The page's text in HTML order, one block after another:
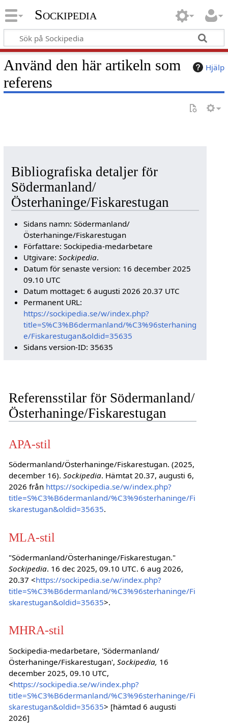
Sockipedia
Hjälp
Använd den här artikeln som
referens
Bibliografiska detaljer för
Södermanland/
Österhaninge/Fiskarestugan
Sidans namn: Södermanland/
Österhaninge/Fiskarestugan
Författare: Sockipedia-medarbetare
Utgivare:Sockipedia.
Datum för senaste version: 16 december 2025
09.10 UTC
Datum mottaget: 6 augusti 2026 20.37 UTC
Permanent URL:
https://sockipedia.se/w/index.php?
title=S%C3%B6dermanland/%C3%96sterhaning
e/Fiskarestugan&oldid=35635
Sidans version-ID: 35635
Referensstilar för Södermanland/
Österhaninge/Fiskarestugan
APA-stil
Södermanland/Österhaninge/Fiskarestugan. (2025,
december 16). Sockipedia. Hämtat 20.37, augusti 6,
2026 från https://sockipedia.se/w/index.php?
title=S%C3%B6dermanland/%C3%96sterhaninge/Fi
skarestugan&oldid=35635.
MLA-stil
"Södermanland/Österhaninge/Fiskarestugan."
Sockipedia. 16 dec 2025, 09.10 UTC. 6 aug 2026,
20.37 <https://sockipedia.se/w/index.php?
title=S%C3%B6dermanland/%C3%96sterhaninge/Fi
skarestugan&oldid=35635>.
MHRA-stil
Sockipedia-medarbetare, 'Södermanland/
Österhaninge/Fiskarestugan', Sockipedia, 16
december 2025, 09.10 UTC,
<https://sockipedia.se/w/index.php?
title=S%C3%B6dermanland/%C3%96sterhaninge/Fi
skarestugan&oldid=35635> [hämtad 6 augusti
2026]